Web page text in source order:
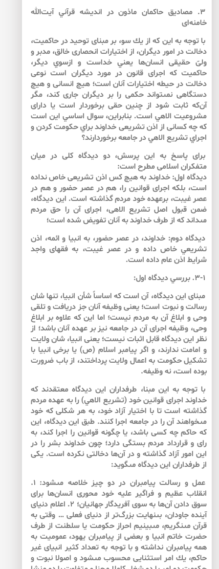
۳. مصاديق حاكمان ماذون در انديشه قرآني آيت‌الله
خامنه‌‌اى
با توجه به اين كه از يك سو، بر مبناى توحيد در حاكميت،
دخالت در امور ديگران، از اختيارات انحصارى خالق، مدبر و
ولىّ حقيقى انسان‌‌ها يعني خداست و ازسوي ديگر،
حاكميت كه اجراى قانون در مورد ديگران است نوعى
دخالت در حيطه اختيارات آنان است؛ هيچ انسانى و هيچ
دستگاهى نمى‏تواند حكمى را بر ديگران جارى كند، مگر
آن‌كه ثابت شود از چنين حقى برخوردار است يا داراى
مشروعيت الاهي است. بنابراين، سوال اساسي اين است
كه چه كسانى از اذن تشريعى خداوند براي حكومت كردن و
اجراي تشريع الاهي در جامعه برخوردارند؟
براى پاسخ به اين پرسش، دو ديدگاه كلى در ميان
متفكران اسلامى مطرح است:
ديدگاه اول: خداوند به هيچ كس اذن تشريعى خاص نداده
است، بلكه اجراى قوانين را، هم در عصر حضور و هم در
عصر غيبت، برعهده خود مردم گذاشته است. اين ديدگاه،
ضمن قبول اصل تشريع الاهى، اجراى آن را حق مردم
مى‏داند كه از طرف خداوند به آنان تفويض شده است؛
ديدگاه دوم: خداوند، در عصر حضور، به انبيا و ائمه، اذن
تشريعي خاص داده و در عصر غيبت، به فقهاى واجد
شرايط اذن عام داده است.
۳-۱. بررسي ديدگاه اول:
مبناى اين ديدگاه، آن است كه اساساً شأن انبيا، تنها شان
رسالت و نبوت است؛ يعنى وظيفه آنان جز دريافت و تلقى
وحى و ابلاغ آن به مردم نيست؛ اما اين كه علاوه بر ابلاغ
وحى، وظيفه اجراى آن در جامعه نيز بر عهده آنان باشد؛ از
نظر اين ديدگاه قابل اثبات نيست؛ يعنى انبيا، شان ولايت
و امامت ندارند، و اگر پيامبر اسلام (ص) يا برخى انبيا با
تشكيل حكومت ‏به اعمال ولايت پرداختند، از باب ضرورت
بوده است، نه وظيفه.
با توجه به اين مبنا، طرفداران اين ديدگاه معتقدند كه
خداوند اجراى قوانين خود (تشريع الاهي) را به عهده مردم
گذاشته است تا با اختيار آزاد خود، به هر شكلى كه خود
مى‏خواهند آن را در جامعه اجرا كنند. طبق اين ديدگاه، اين
كه حاكم چه كسى باشد، يا چگونه قوانين را اجرا كند، به
راى و قرارداد مردم بستگى دارد؛ چون خداوند بشر را در
اين امور آزاد گذاشته و در آن‌ها دخالتى نكرده است. يكى
از طرفداران اين ديدگاه مى‏گويد:
عمل و رسالت پيامبران در دو چيز خلاصه مى‏شود: ۱.
انقلاب عظيم و فراگير عليه خود محورى انسان‌‌ها براى
سوق دادن آن‌‌ها به سوى آفريدگار جهانيان؛ ۲. اعلام دنياى
آينده جاودان، بى‏نهايت ‏بزرگ‌‌تر از دنياى فعلى … وقتى به
قرآن مى‏نگريم، مى‏بينيم احراز حكومت‏ يا سلطنت از طرف
حضرت خاتم انبيا و بعضى از پيامبران يهود، عموميت‏ به
همه پيامبران نداشته و با توجه به تعداد كثير انبياى غير
حاكم، يك امر استثنايى محسوب مى‏شود و اصولا نبوت و